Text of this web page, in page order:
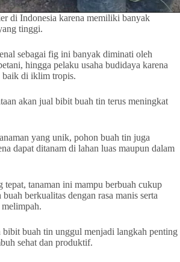
di Indonesia karena memiliki banyak
tinggi.
sebagai fig ini banyak diminati oleh
hingga pelaku usaha budidaya karena
baik di iklim tropis.
akan jual bibit buah tin terus meningkat
yang unik, pohon buah tin juga
dapat ditanam di lahan luas maupun dalam
tepat, tanaman ini mampu berbuah cukup
berkualitas dengan rasa manis serta
buah tin unggul menjadi langkah penting
sehat dan produktif.